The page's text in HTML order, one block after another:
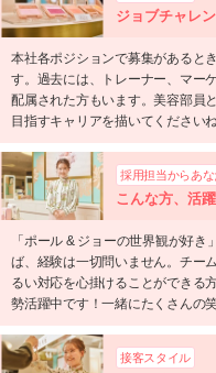
ジョブチャレ
本社各ポジションで募集があると
す。過去には、トレーナー、マー
配属された方もいます。美容部員
目指すキャリアを描いてくださいね
採用担当からあ
こんな方、活
「ポール & ジョーの世界観が好
ば、経験は一切問いません。チー
るい対応を心掛けることができる
勢活躍中です！一緒にたくさんの
接客スタイル